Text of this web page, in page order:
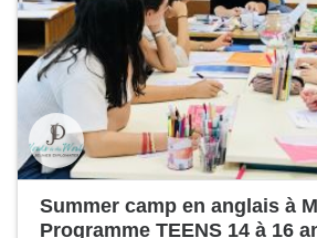
Summer camp en anglais à
Programme TEENS 14 à 16